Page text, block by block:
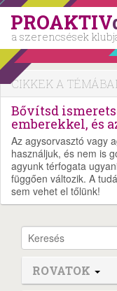
PROAKTIV
a szerencsések
CIKKEK A
Bővítsd
emberekkel, és
Az agysorvasztó vagy
használjuk, és nem is
agyunk térfogata
függően változik. A
sem vehet el tőlünk!
ROVATOK